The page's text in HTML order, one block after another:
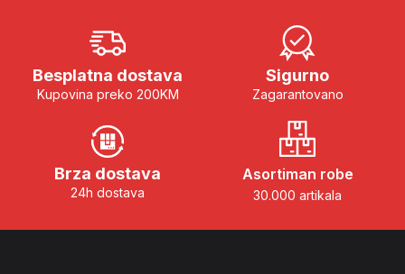
Besplatna dostava
Kupovina preko 200KM
Sigurno
Zagarantovano
Brza dostava
24h dostava
Asortiman robe
30.000 artikala